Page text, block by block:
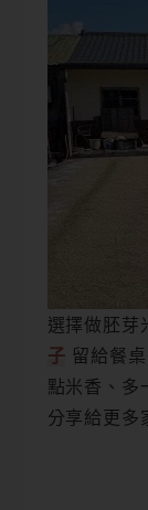
選擇做胚芽
子 留給餐
點米香、多
分享給更多